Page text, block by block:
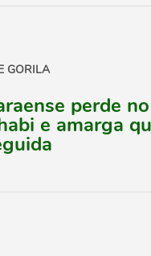
GORILA
perde
e amarga